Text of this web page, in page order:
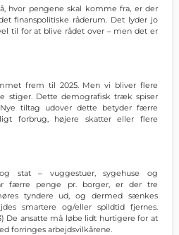
hvor pengene skal komme fra, er der
finanspolitiske råderum. Det lyder jo
til for at blive rådet over – men det er
frem til 2025. Men vi bliver flere
stiger. Dette demografisk træk spiser
tiltag udover dette betyder færre
forbrug, højere skatter eller flere
stat – vuggestuer, sygehuse og
færre penge pr. borger, er der tre
tyndere ud, og dermed sænkes
smartere og/eller spildtid fjernes.
De ansatte må løbe lidt hurtigere for at
forringes arbejdsvilkårene.